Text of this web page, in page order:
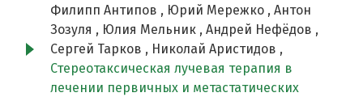
Филипп Антипов , Юрий Мережко , Антон
Зозуля , Юлия Мельник , Андрей Нефёдов ,
Сергей Тарков , Николай Аристидов ,
Стереотаксическая лучевая терапия в
лечении первичных и метастатических